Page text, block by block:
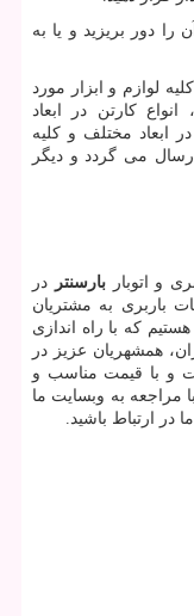
را دور بریزید و یا به
لوازم و ابزار مورد
کارتن در ابعاد
ابعاد مختلف و کلیه
می گردد و دیگر
و اتوباربارسنتر
در
باربری به مشتریان
که با راه اندازی
همشهریان عزیز در
و با قیمت مناسب و
مراجعه به وبسایت ما
در ارتباط باشید.